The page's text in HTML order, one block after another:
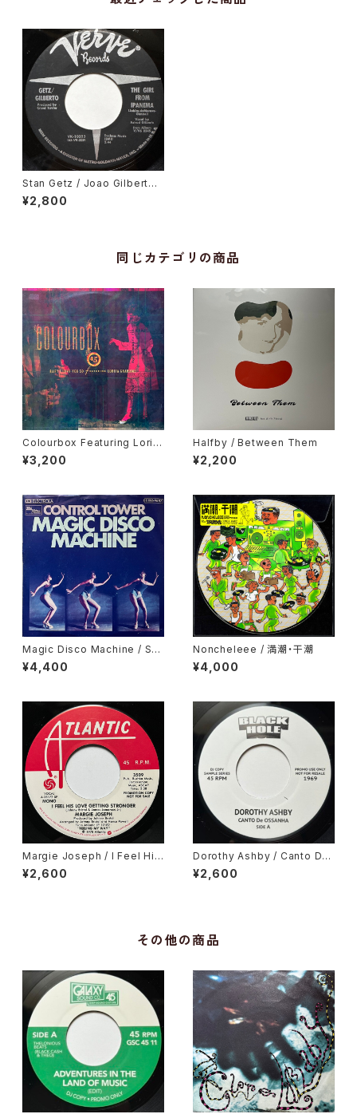
Stan Getz / Joao Gilberto /
The Girl From Ipanema
¥2,800
同じカテゴリの商品
Colourbox Featuring Lorita
Grahame / Baby I Love You
So
¥3,200
Halfby / Between Them
¥2,200
Magic Disco Machine / Scr
atchin'
¥4,400
Noncheleee / 満潮・干潮
¥4,000
Margie Joseph / I Feel His
Love Getting Stronger
¥2,600
Dorothy Ashby / Canto De
Ossanha, Cause I Need It
¥2,600
その他の商品